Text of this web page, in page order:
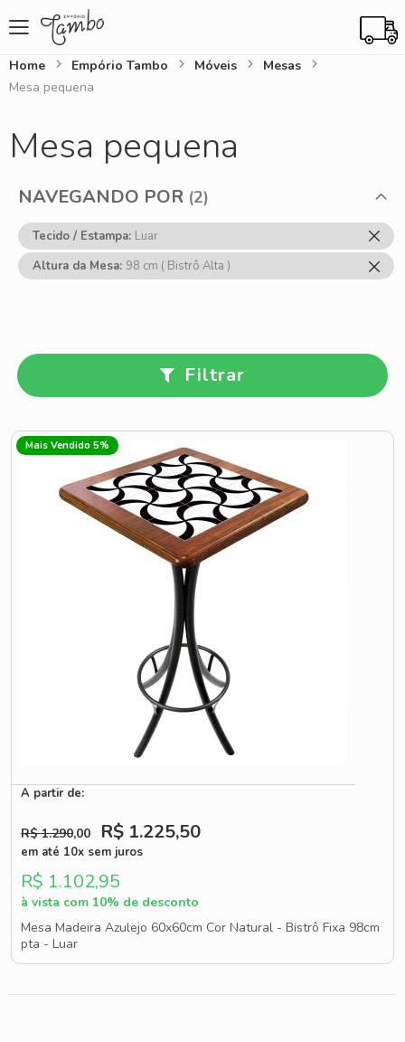
Home Empório Tambo Móveis
Mesas
Mesa pequena
Mesa pequena
Filtrar
Mais Vendido 5%
A partir de:
R$ 1.290,00 R$ 1.225,50
em até 10x sem juros
R$ 1.102,95
à vista com 10% de desconto
Mesa Madeira Azulejo 60x60cm Cor Natural - Bistrô Fixa 98cm
pta - Luar
NAVEGANDO POR
Tecido / Estampa Luar
Esse
Item
Altura da Mesa 98 cm ( Bistrô Alta )
Esse